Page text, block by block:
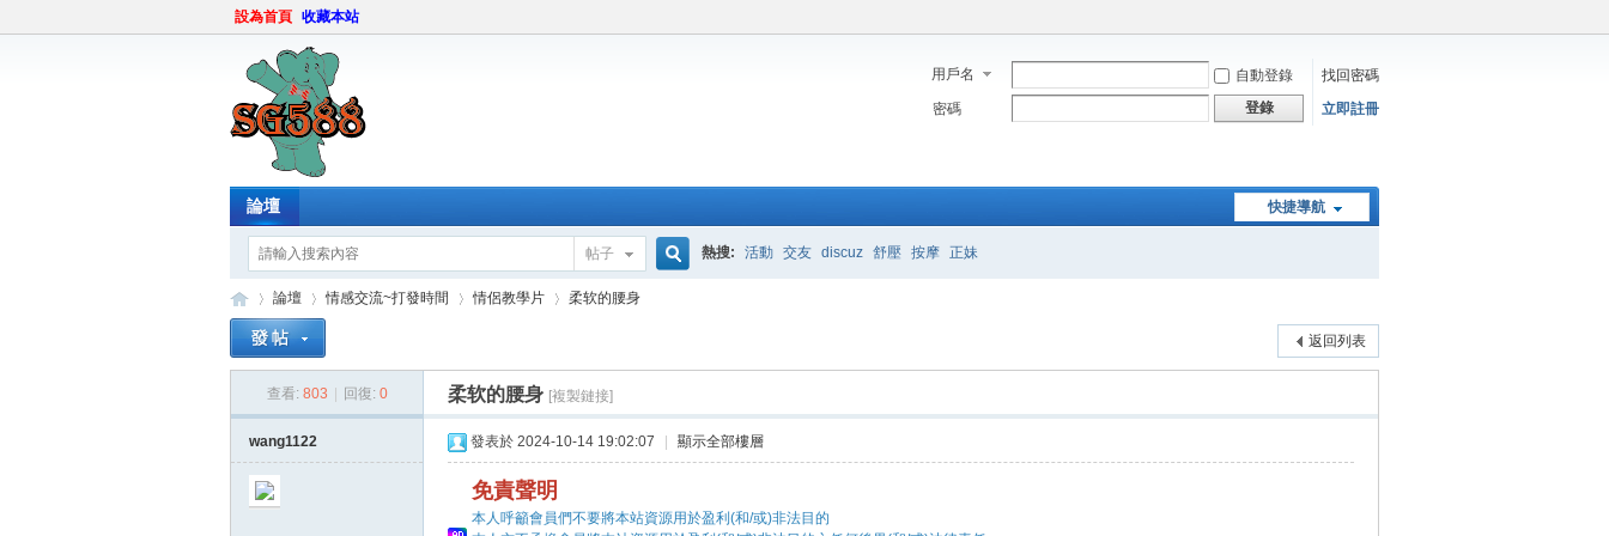
設為首頁 收藏本站
用戶名 自動登錄
找回密碼
密碼
登錄 立即註冊
快捷導航
論壇
帖子 熱搜: 活動 交友 discuz 舒壓 按摩 正妹
論壇
›
情感交流~打發時間
›
情侶教學片 柔软的腰身
返回列表
查看: 803 回復: 0 柔软的腰身 [複製鏈接]
wang1122 發表於 2024-10-14 19:02:07 顯示全部樓層
免責聲明
本人呼籲會員們不要將本站資源用於盈利(和/或)非法目的